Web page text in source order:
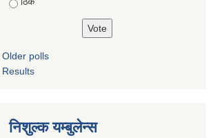
Older polls
Results
निशुल्क यम्बुलेन्स